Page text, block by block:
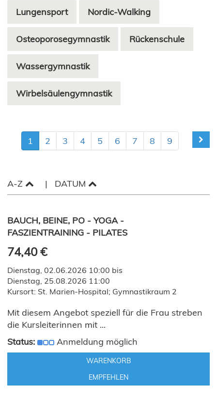
Lungensport Nordic-Walking
Osteoporosegymnastik Rückenschule
Wassergymnastik
Wirbelsäulengymnastik
1 2 3 4 5 6 7 8 9
A-Z DATUM
BAUCH, BEINE, PO - YOGA -
FASZIENTRAINING - PILATES
74,40 €
Dienstag, 02.06.2026 10:00 bis
Dienstag, 25.08.2026 11:00
Kursort: St. Marien-Hospital; Gymnastikraum 2
Mit diesem Angebot speziell für die Frau streben
die Kursleiterinnen mit ...
Status:
Anmeldung möglich
WARENKORB
EMPFEHLEN